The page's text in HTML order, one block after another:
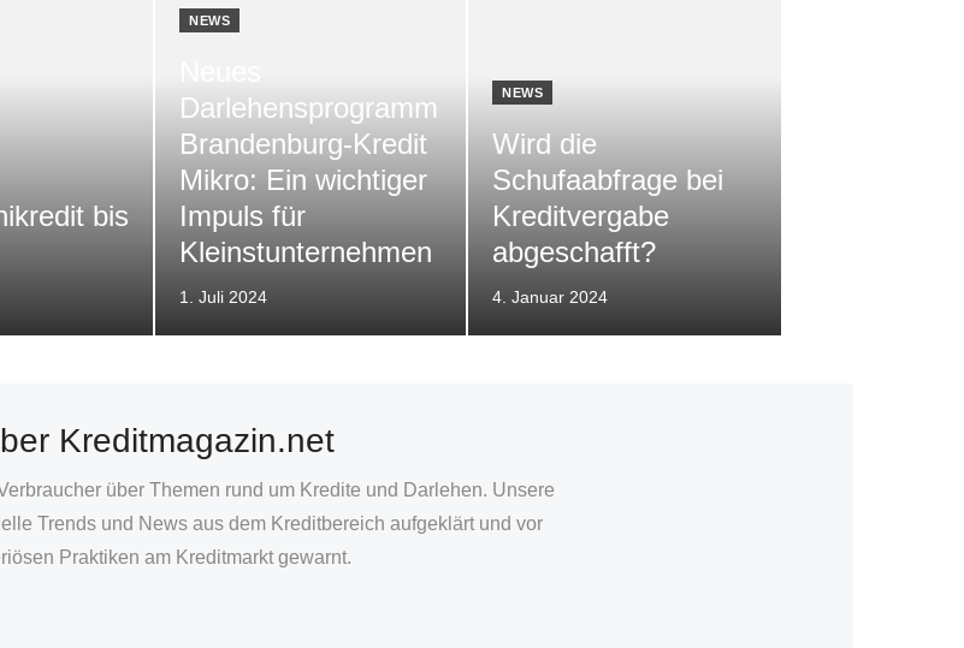
bis
NEWS
Darlehensprogramm
Brandenburg-Kredit
Mikro: Ein wichtiger
Impuls für
Kleinstunternehmen
Veröffentlicht
1. Juli 2024
NEWS
Wird die
Schufaabfrage bei
Kreditvergabe
abgeschafft?
Veröffentlicht
4. Januar 2024
Kreditmagazin.net
über Themen rund um Kredite und Darlehen. Unsere
Trends und News aus dem Kreditbereich aufgeklärt und vor
Praktiken am Kreditmarkt gewarnt.